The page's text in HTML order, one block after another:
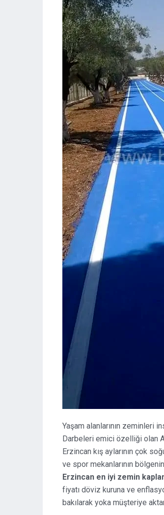
Yaşam alanlarının zeminleri
Darbeleri emici özelliği olan
Erzincan kış aylarının çok
ve spor mekanlarının
Erzincan en iyi zemin
fiyatı döviz kuruna ve
bakılarak yoka müşteriye